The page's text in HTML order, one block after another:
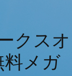
クスオ
料メガ